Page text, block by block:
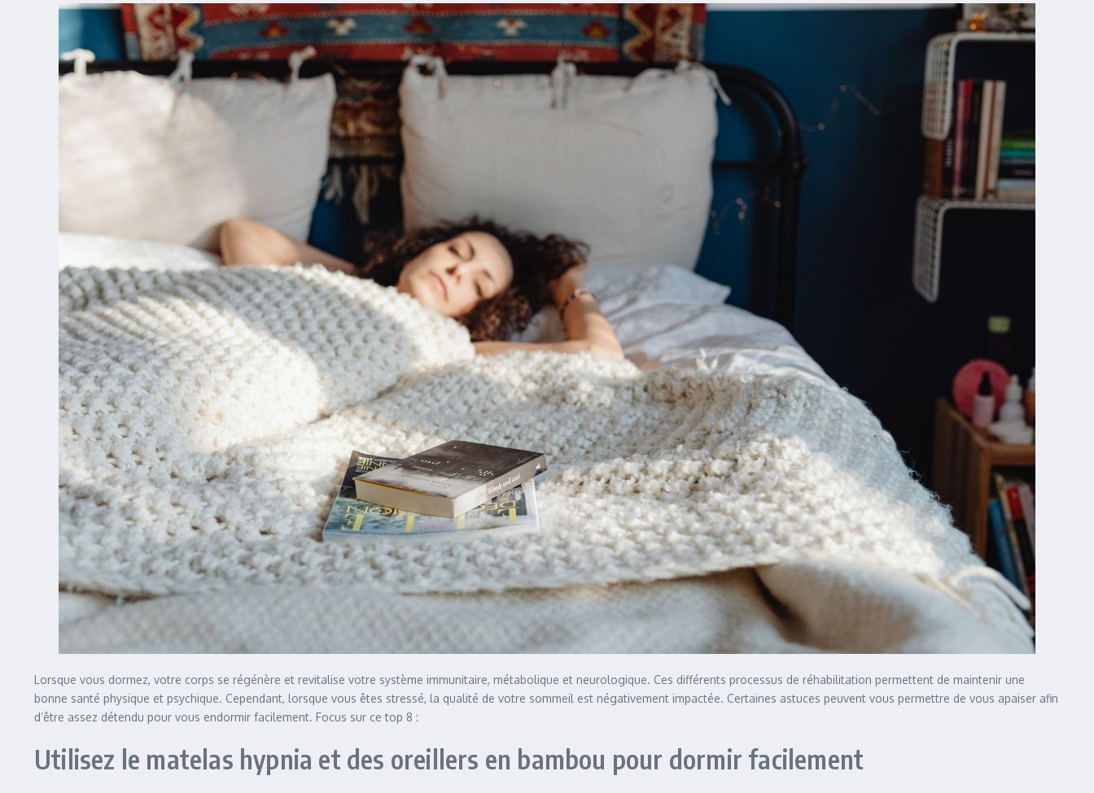
Lorsque vous dormez, votre corps se régénère et revitalise votre système immunitaire, métabolique et neurologique. Ces différents processus de réhabilitation permettent de maintenir une
bonne santé physique et psychique. Cependant, lorsque vous êtes stressé, la qualité de votre sommeil est négativement impactée. Certaines astuces peuvent vous permettre de vous apaiser afin
d’être assez détendu pour vous endormir facilement. Focus sur ce top 8 :
Utilisez le matelas hypnia et des oreillers en bambou pour dormir facilement